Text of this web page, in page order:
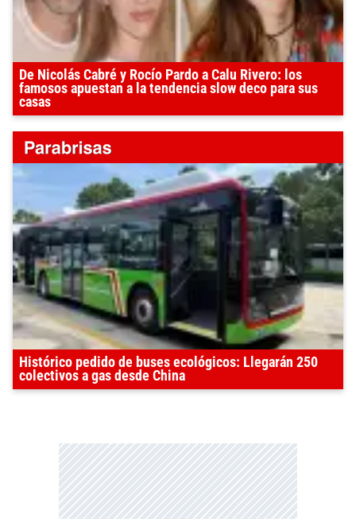
De Nicolás Cabré y Rocío Pardo a Calu Rivero: los
famosos apuestan a la tendencia slow deco para sus
casas
Histórico pedido de buses ecológicos: Llegarán 250
colectivos a gas desde China